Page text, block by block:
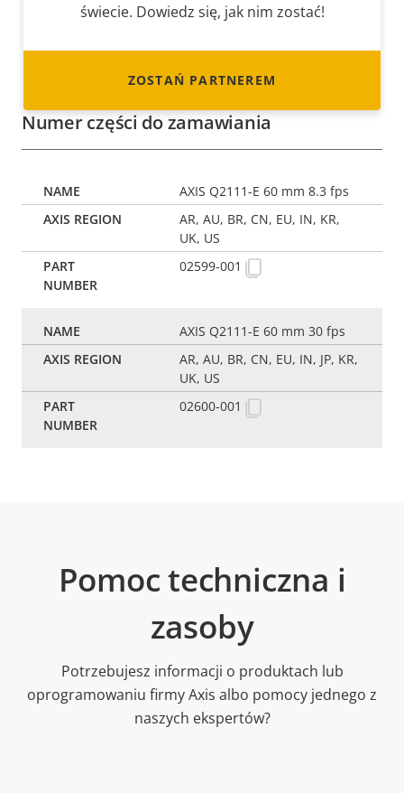
świecie. Dowiedz się, jak nim zostać!
ZOSTAŃ PARTNEREM
Numer części do zamawiania
AXIS Q2111-E 60 mm 8.3 fps
AR, AU, BR, CN, EU, IN, KR,
UK, US
02599-001
AXIS Q2111-E 60 mm 30 fps
AR, AU, BR, CN, EU, IN, JP, KR,
UK, US
02600-001
Pomoc techniczna i
zasoby
Potrzebujesz informacji o produktach lub
oprogramowaniu firmy Axis albo pomocy jednego z
naszych ekspertów?